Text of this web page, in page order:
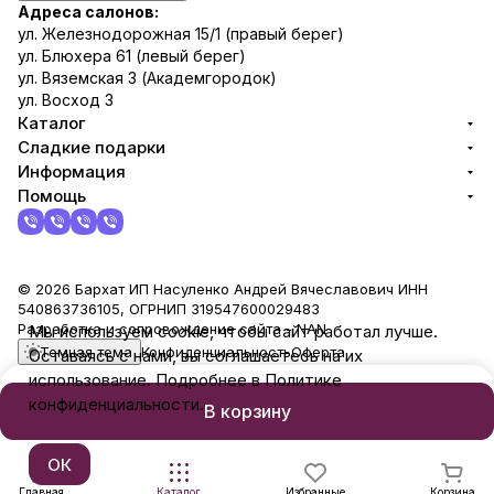
В корзину
Адреса салонов:
ул. Железнодорожная 15/1 (правый берег)
ул. Блюхера 61 (левый берег)
ул. Вяземская 3 (Академгородок)
ул. Восход 3
Каталог
Сладкие подарки
Информация
Помощь
© 2026 Бархат ИП Насуленко Андрей Вячеславович ИНН
540863736105, ОГРНИП 319547600029483
Разработка и сопровождение сайта -NAN
Темная тема КонфиденциальностьОферта
Мы используем cookie, чтобы сайт работал лучше.
Оставаясь с нами, вы соглашаетесь на их
использование. Подробнее в Политике
конфиденциальности.
ОК